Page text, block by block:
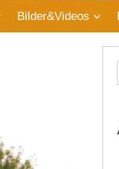
Bilder&Videos